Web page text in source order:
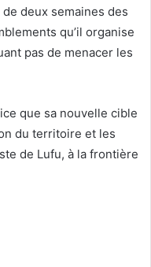
deux semaines des
qu’il organise
pas de menacer les
que sa nouvelle cible
du territoire et les
de Lufu, à la frontière